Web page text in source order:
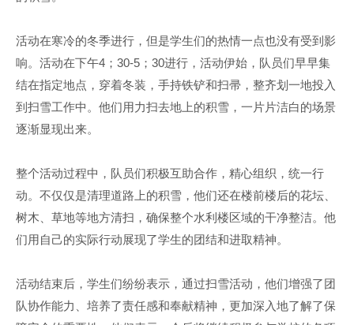
活动在寒冷的冬季进行，但是学生们的热情一点也没有受到影
响。活动在下午4；30-5；30进行，活动伊始，队员们早早集
结在指定地点，穿着冬装，手持铁铲和扫帚，整齐划一地投入
到扫雪工作中。他们用力扫去地上的积雪，一片片洁白的场景
逐渐显现出来。
整个活动过程中，队员们积极互助合作，精心组织，统一行
动。不仅仅是清理道路上的积雪，他们还在楼前楼后的花坛、
树木、草地等地方清扫，确保整个水利楼区域的干净整洁。他
们用自己的实际行动展现了学生的团结和进取精神。
活动结束后，学生们纷纷表示，通过扫雪活动，他们增强了团
队协作能力、培养了责任感和奉献精神，更加深入地了解了保